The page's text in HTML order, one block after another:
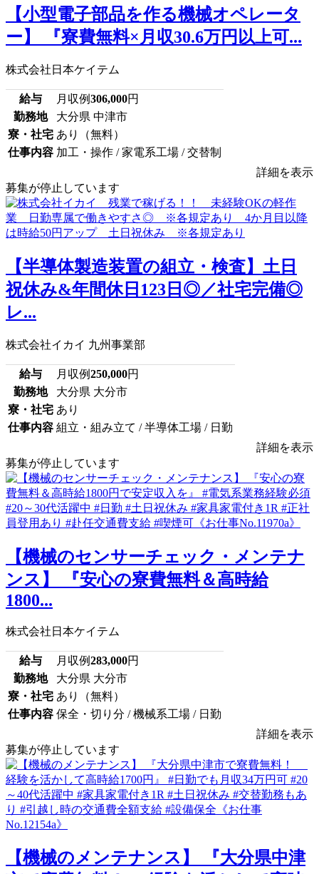
【小型電子部品を作る機械オペレータ
ー】 『寮費無料×月収30.6万円以上可...
株式会社日本ケイテム
給与 月収例306,000円
勤務地
大分県 中津市
寮・社宅 あり（無料）
仕事内容 加工・操作 / 家電系工場 / 交替制
詳細を表示
募集が停止しています
【半導体製造装置の組立・検査】土日
祝休み&年間休日123日◎／社宅完備◎
レ...
株式会社イカイ 九州事業部
給与 月収例250,000円
勤務地
大分県 大分市
寮・社宅 あり
仕事内容 組立・組み立て / 半導体工場 / 日勤
詳細を表示
募集が停止しています
【機械のセンサーチェック・メンテナ
ンス】 『安心の寮費無料＆高時給
1800...
株式会社日本ケイテム
給与 月収例283,000円
勤務地
大分県 大分市
寮・社宅 あり（無料）
仕事内容 保全・切り分 / 機械系工場 / 日勤
詳細を表示
募集が停止しています
【機械のメンテナンス】 『大分県中津